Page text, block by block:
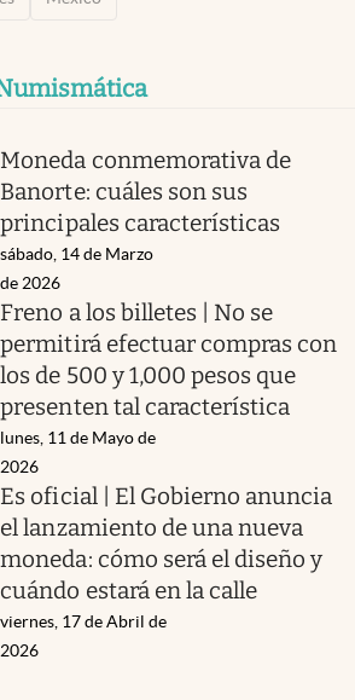
Moneda conmemorativa de
Banorte: cuáles son sus
principales características
sábado, 14 de Marzo
de 2026
Freno a los billetes | No se
permitirá efectuar compras con
los de 500 y 1,000 pesos que
presenten tal característica
lunes, 11 de Mayo de
2026
Es oficial | El Gobierno anuncia
el lanzamiento de una nueva
moneda: cómo será el diseño y
cuándo estará en la calle
viernes, 17 de Abril de
2026